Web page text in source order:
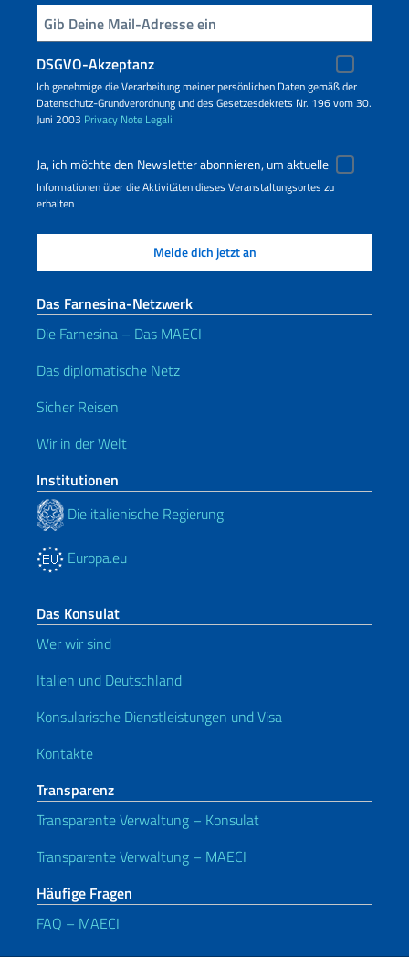
Geben Sie Ihre E-Mail ein
DSGVO-Akzeptanz
Ich genehmige die Verarbeitung meiner persönlichen Daten gemäß der
Datenschutz-Grundverordnung und des Gesetzesdekrets Nr. 196 vom 30.
Juni 2003 Privacy Note Legali
Ja, ich möchte den Newsletter abonnieren, um aktuelle
Informationen über die Aktivitäten dieses Veranstaltungsortes zu
erhalten
Das Farnesina-Netzwerk
Die Farnesina – Das MAECI
Das diplomatische Netz
Sicher Reisen
Wir in der Welt
Institutionen
Die italienische Regierung
Europa.eu
Das Konsulat
Wer wir sind
Italien und Deutschland
Konsularische Dienstleistungen und Visa
Kontakte
Transparenz
Transparente Verwaltung – Konsulat
Transparente Verwaltung – MAECI
Häufige Fragen
FAQ – MAECI